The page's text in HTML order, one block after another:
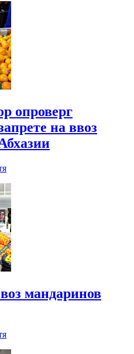
опроверг
на ввоз
мандаринов